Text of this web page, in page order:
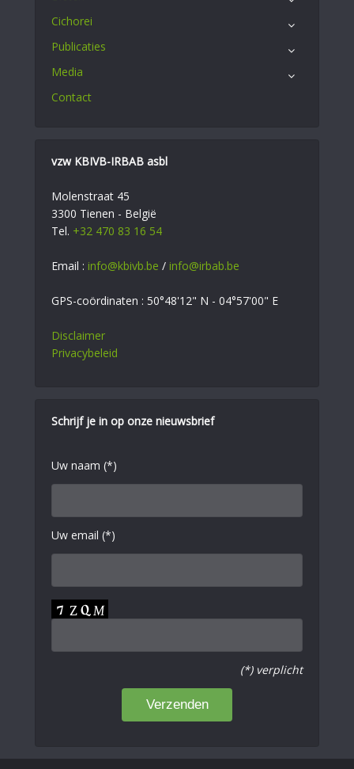
Cichorei
Publicaties
Media
Contact
vzw KBIVB-IRBAB asbl
Molenstraat 45
3300 Tienen - België
Tel. +32 470 83 16 54
Email : info@kbivb.be / info@irbab.be
GPS-coördinaten : 50°48'12" N - 04°57'00" E
Disclaimer
Privacybeleid
Schrijf je in op onze nieuwsbrief
Uw naam (*)
Uw email (*)
(*) verplicht